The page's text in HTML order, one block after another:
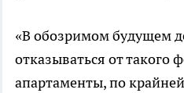
«В обозримом будущем
отказываться от такого
апартаменты, по